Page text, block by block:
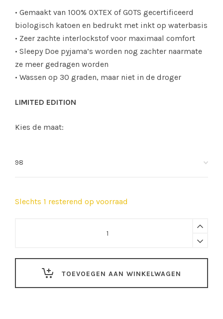
• Gemaakt van 100% OXTEX of GOTS gecertificeerd
biologisch katoen en bedrukt met inkt op waterbasis
• Zeer zachte interlockstof voor maximaal comfort
• Sleepy Doe pyjama’s worden nog zachter naarmate
ze meer gedragen worden
• Wassen op 30 graden, maar niet in de droger
LIMITED EDITION
Kies de maat:
Slechts 1 resterend op voorraad
&
TOEVOEGEN AAN WINKELWAGEN